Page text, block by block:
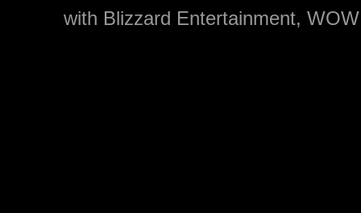
with Blizzard Entertainment,